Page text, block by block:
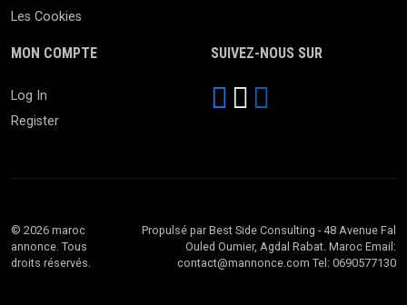
Les Cookies
MON COMPTE
Log In
Register
SUIVEZ-NOUS SUR
© 2026 maroc
annonce. Tous
droits réservés.
Propulsé par Best Side Consulting - 48 Avenue Fal
Ouled Oumier, Agdal Rabat. Maroc Email:
contact@mannonce.com Tel: 0690577130